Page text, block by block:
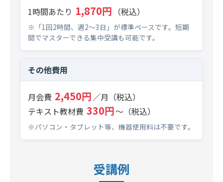
1時間あたり 1,870円 （税込）
※「1回2時間、週2～3日」が標準ペースです。短期
間でマスターできる集中受講も可能です。
その他費用
月会費 2,450円／月（税込）
テキスト教材費 330円～（税込）
※パソコン・タブレット等、機器使用料は不要です。
受講例